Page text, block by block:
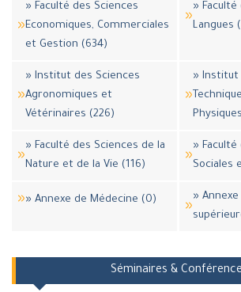
» Faculté des Sciences
Economiques, Commerciales
et Gestion (634)
»
Langues
» Institut des Sciences
Agronomiques et
Vétérinaires (226)
» Institut
» Faculté des Sciences de la
Nature et de la Vie (116)
» Faculté
Sociales
» Annexe de Médecine (0)
»
Séminaires &